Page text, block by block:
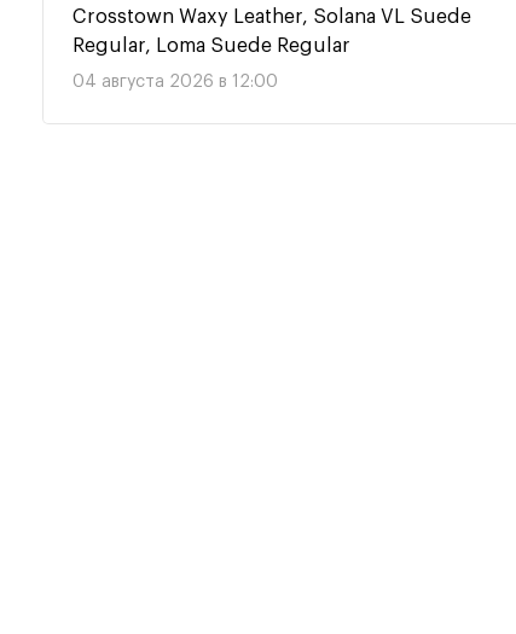
Crosstown Waxy Leather, Solana VL Suede
Regular, Loma Suede Regular
04 августа 2026 в 12:00